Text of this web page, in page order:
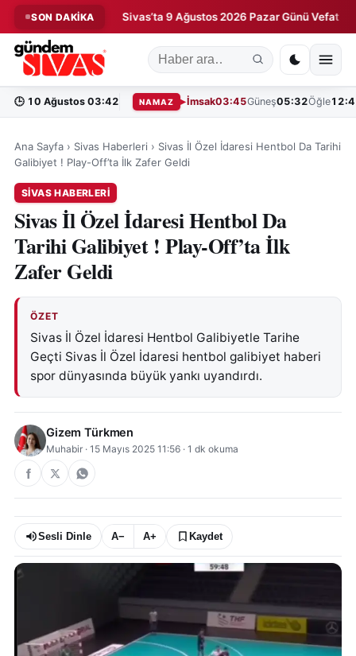
SON DAKİKA
Kaldırdı! ◆ Sivas’ta 9 Ağustos 2026 Pazar Günü Vefat Edenler
🕒 10 Ağustos 03:42 NAMAZ İmsak03:45Güneş05:32Öğle
Ana Sayfa › Sivas Haberleri › Sivas İl Özel İdaresi Hentbol Da Tarihi
Galibiyet ! Play-Off’ta İlk Zafer Geldi
SIVAS HABERLERI
Sivas İl Özel İdaresi Hentbol Da
Tarihi Galibiyet ! Play-Off’ta İlk
Zafer Geldi
ÖZET
Sivas İl Özel İdaresi Hentbol Galibiyetle Tarihe
Geçti Sivas İl Özel İdaresi hentbol galibiyet haberi
spor dünyasında büyük yankı uyandırdı.
Gizem Türkmen
Muhabir · 15 Mayıs 2025 11:56 · 1 dk okuma
Sesli Dinle A− A+ Kaydet